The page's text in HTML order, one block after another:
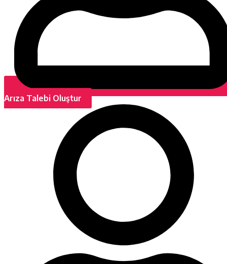
Arıza Talebi Oluştur